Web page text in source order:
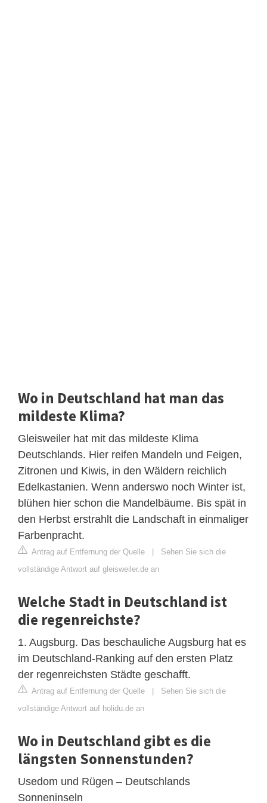
Wo in Deutschland hat man das
mildeste Klima?
Gleisweiler hat mit das mildeste Klima
Deutschlands. Hier reifen Mandeln und Feigen,
Zitronen und Kiwis, in den Wäldern reichlich
Edelkastanien. Wenn anderswo noch Winter ist,
blühen hier schon die Mandelbäume. Bis spät in
den Herbst erstrahlt die Landschaft in einmaliger
Farbenpracht.
Antrag auf Entfernung der Quelle | Sehen Sie sich die
vollständige Antwort auf gleisweiler.de an
Welche Stadt in Deutschland ist
die regenreichste?
1. Augsburg. Das beschauliche Augsburg hat es
im Deutschland-Ranking auf den ersten Platz
der regenreichsten Städte geschafft.
Antrag auf Entfernung der Quelle | Sehen Sie sich die
vollständige Antwort auf holidu.de an
Wo in Deutschland gibt es die
längsten Sonnenstunden?
Usedom und Rügen – Deutschlands
Sonneninseln